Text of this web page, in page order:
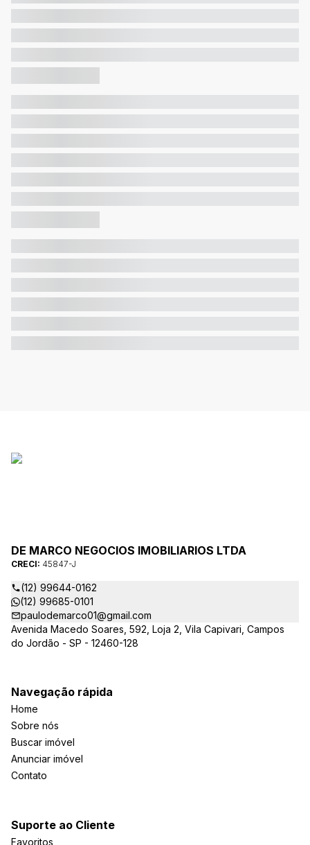
DE MARCO NEGOCIOS IMOBILIARIOS LTDA
CRECI: 45847-J
(12) 99644-0162
(12) 99685-0101
paulodemarco01@gmail.com
Avenida Macedo Soares, 592, Loja 2, Vila Capivari, Campos
do Jordão - SP - 12460-128
Navegação rápida
Home
Sobre nós
Buscar imóvel
Anunciar imóvel
Contato
Suporte ao Cliente
Favoritos